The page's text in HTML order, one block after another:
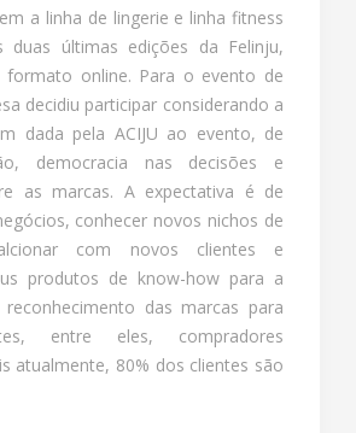
a linha de lingerie e linha fitness
duas últimas edições da Felinju,
formato online. Para o evento de
decidiu participar considerando a
dada pela ACIJU ao evento, de
democracia nas decisões e
as marcas. A expectativa é de
conhecer novos nichos de
com novos clientes e
produtos de know-how para a
das marcas para
entre eles, compradores
atualmente, 80% dos clientes são